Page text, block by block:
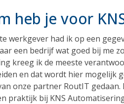
heb je voor
werkgever had ik op een
een bedrijf wat goed bij me
kreeg ik de meeste
en dat wordt hier mogelijk
onze partner RoutIT
praktijk bij KNS